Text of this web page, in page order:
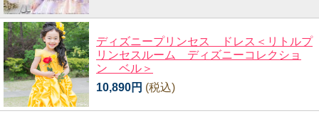
ディズニープリンセス ドレス＜リトルプ
リンセスルーム ディズニーコレクショ
ン ベル＞
10,890円 (税込)